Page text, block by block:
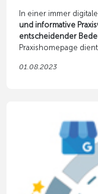
In einer immer
und informative
entscheidender
Praxishomepage
Patienten
01.08.2023